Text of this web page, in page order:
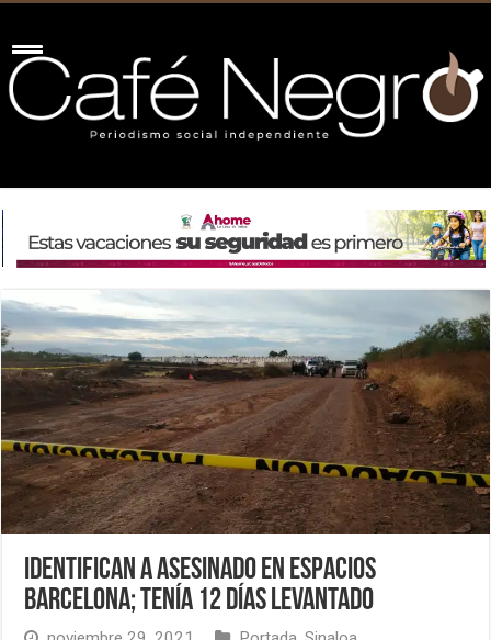
Identifican a asesinado en Espacios
Barcelona; tenía 12 días levantado